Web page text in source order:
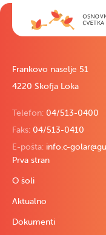
Frankovo naselje 51
4220 Škofja Loka
Telefon: 04/513-0400
Faks: 04/513-0410
E-pošta: info.c-
Prva stran
O šoli
Aktualno
Dokumenti